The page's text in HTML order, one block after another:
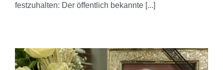
festzuhalten: Der öffentlich bekannte [...]